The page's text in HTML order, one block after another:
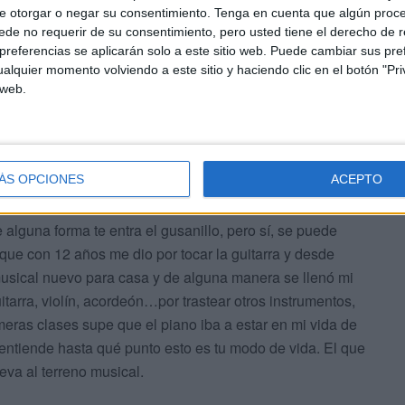
otorgar o negar su consentimiento. Tenga en cuenta que algún
no requerir de su consentimiento, pero usted tiene el derecho de
se aplicarán solo a este sitio web. Puede cambiar sus
momento volviendo a este sitio y haciendo clic en el botón
OPCIONES ACEPTO
de vida"
forma te entra el gusanillo, pero sí, se puede
con 12 años me dio por tocar la guitarra y desde
nuevo para casa y de alguna manera se llenó mi
violín, acordeón…por trastear otros instrumentos,
clases supe que el piano iba a estar en mi vida de
hasta qué punto esto es tu modo de vida. El que
al terreno musical.